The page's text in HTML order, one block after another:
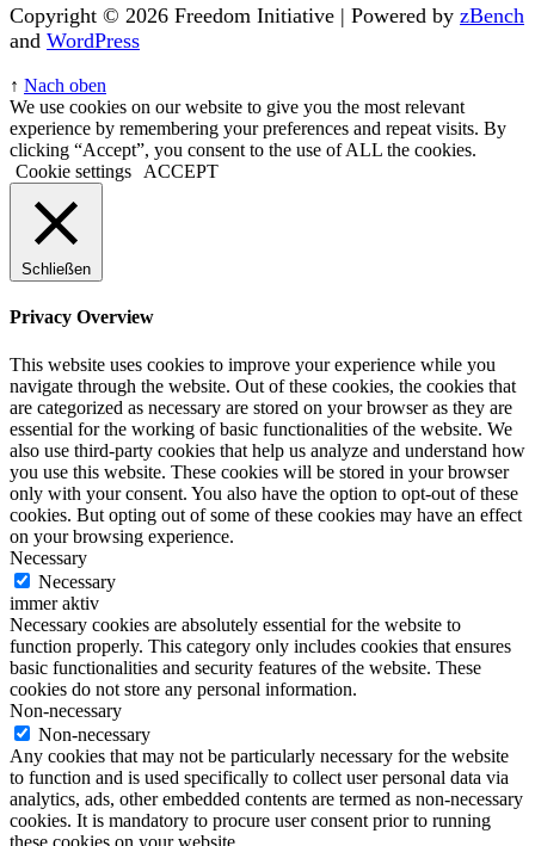
Copyright © 2026 Freedom Initiative | Powered by zBench
and WordPress
↑ Nach oben
We use cookies on our website to give you the most relevant
experience by remembering your preferences and repeat visits. By
clicking “Accept”, you consent to the use of ALL the cookies.
Cookie settings
ACCEPT
Schließen
Privacy Overview
This website uses cookies to improve your experience while you
navigate through the website. Out of these cookies, the cookies that
are categorized as necessary are stored on your browser as they are
essential for the working of basic functionalities of the website. We
also use third-party cookies that help us analyze and understand how
you use this website. These cookies will be stored in your browser
only with your consent. You also have the option to opt-out of these
cookies. But opting out of some of these cookies may have an effect
on your browsing experience.
Necessary
Necessary
immer aktiv
Necessary cookies are absolutely essential for the website to
function properly. This category only includes cookies that ensures
basic functionalities and security features of the website. These
cookies do not store any personal information.
Non-necessary
Non-necessary
Any cookies that may not be particularly necessary for the website
to function and is used specifically to collect user personal data via
analytics, ads, other embedded contents are termed as non-necessary
cookies. It is mandatory to procure user consent prior to running
these cookies on your website.